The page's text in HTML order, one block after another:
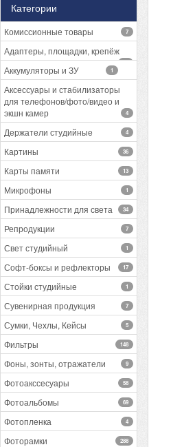
Категории
Комиссионные товары 7
Адаптеры, площадки, крепёж
13
Аккумуляторы и ЗУ 1
Аксессуары и стабилизаторы
для телефонов/фото/видео и
экшн камер
4
Держатели студийные 4
Картины 36
Карты памяти 13
Микрофоны 1
Принадлежности для света 34
Репродукции 7
Свет студийный 1
Софт-боксы и рефлекторы 17
Стойки студийные 1
Сувенирная продукция 7
Сумки, Чехлы, Кейсы 5
Фильтры 148
Фоны, зонты, отражатели 9
Фотоакссесуары 58
Фотоальбомы 69
Фотопленка 4
Фоторамки 288